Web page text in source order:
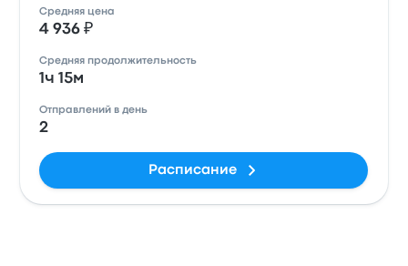
Средняя цена
4 936 ₽
Средняя продолжительность
1ч 15м
Отправлений в день
2
Расписание